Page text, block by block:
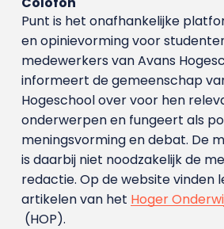
Punt is het onafhankelijke
en opinievorming voor
medewerkers van Avans
informeert de gemeenschap
Hogeschool over voor hen
onderwerpen en fungeert als
meningsvorming en debat. De
is daarbij niet noodzakelijk de
redactie. Op de website vinden
artikelen van het Hoger
(HOP).